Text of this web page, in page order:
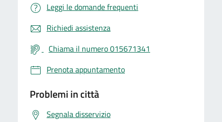
Leggi le domande frequenti
Richiedi assistenza
Chiama il numero 015671341
Prenota appuntamento
Problemi in città
Segnala disservizio